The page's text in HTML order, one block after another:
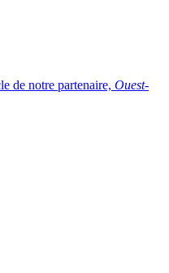
de notre partenaire, Ouest-